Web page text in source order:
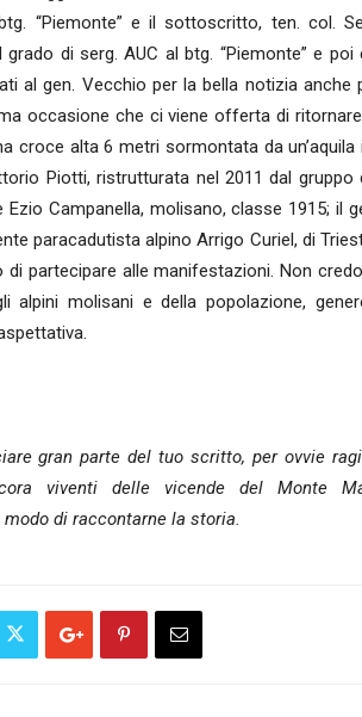
“Piemonte” e il sottoscritto, ten. col.
di serg. AUC al btg. “Piemonte” e
al gen. Vecchio per la bella notizia
occasione che ci viene offerta di
croce alta 6 metri sormontata da
Piotti, ristrutturata nel 2011 dal gruppo
Campanella, molisano, classe 1915; il
paracadutista alpino Arrigo Curiel, di
di partecipare alle manifestazioni. Non
alpini molisani e della popolazione,
gran parte del tuo scritto, per ovvie
viventi delle vicende del Monte
di raccontarne la storia.